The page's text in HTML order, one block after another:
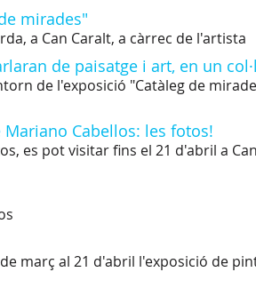
mirades"
a Can Caralt, a càrrec de l'artista
de paisatge i art, en un
de l'exposició "Catàleg de
Cabellos: les fotos!
es pot visitar fins el 21 d'abril a
març al 21 d'abril l'exposició de